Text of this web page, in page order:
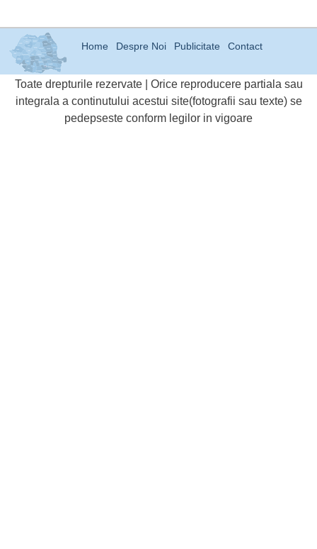
Home Despre Noi Publicitate Contact
Toate drepturile rezervate | Orice reproducere partiala sau
integrala a continutului acestui site(fotografii sau texte) se
pedepseste conform legilor in vigoare